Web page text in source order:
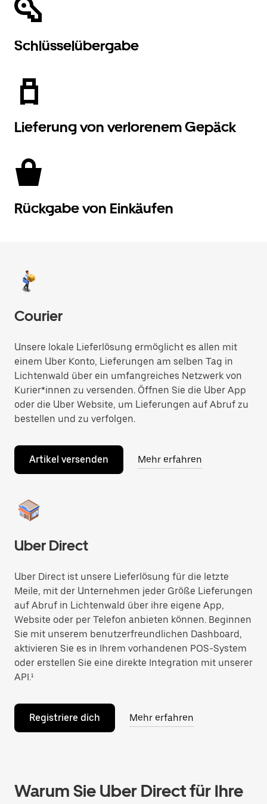
Schlüsselübergabe
Lieferung von verlorenem Gepäck
Rückgabe von Einkäufen
Courier
Unsere lokale Lieferlösung ermöglicht es allen mit
einem Uber Konto, Lieferungen am selben Tag in
Lichtenwald über ein umfangreiches Netzwerk von
Kurier*innen zu versenden. Öffnen Sie die Uber App
oder die Uber Website, um Lieferungen auf Abruf zu
bestellen und zu verfolgen.
Artikel versenden Mehr erfahren
Uber Direct
Uber Direct ist unsere Lieferlösung für die letzte
Meile, mit der Unternehmen jeder Größe Lieferungen
auf Abruf in Lichtenwald über ihre eigene App,
Website oder per Telefon anbieten können. Beginnen
Sie mit unserem benutzerfreundlichen Dashboard,
aktivieren Sie es in Ihrem vorhandenen POS-System
oder erstellen Sie eine direkte Integration mit unserer
API.¹
Registriere dich Mehr erfahren
Warum Sie Uber Direct für Ihre